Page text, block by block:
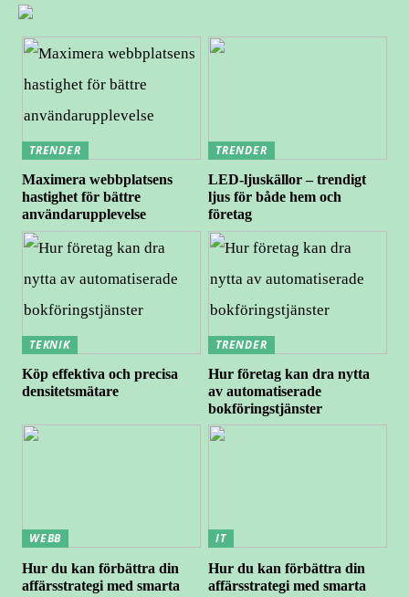
TRENDER
Maximera webbplatsens
hastighet för bättre
användarupplevelse
TRENDER
LED-ljuskällor – trendigt
ljus för både hem och
företag
TEKNIK
Köp effektiva och precisa
densitetsmätare
TRENDER
Hur företag kan dra nytta
av automatiserade
bokföringstjänster
WEBB
Hur du kan förbättra din
affärsstrategi med smarta
IT
Hur du kan förbättra din
affärsstrategi med smarta